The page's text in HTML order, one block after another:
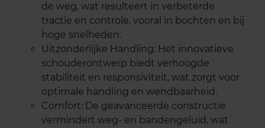
de weg, wat resulteert in verbeterde
tractie en controle, vooral in bochten en bij
hoge snelheden.
Uitzonderlijke Handling: Het innovatieve
schouderontwerp biedt verhoogde
stabiliteit en responsiviteit, wat zorgt voor
optimale handling en wendbaarheid.
Comfort: De geavanceerde constructie
vermindert weg- en bandengeluid, wat